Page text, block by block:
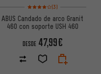
en 8 reseñas
Valoración media: 4 de 5
(3)
ABUS Candado de arco Granit
460 con soporte USH 460
DESDE 47,99€